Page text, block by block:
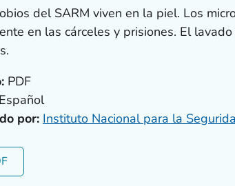
del SARM viven en la piel. Los
en las cárceles y prisiones. El
PDF
por: Instituto Nacional para la